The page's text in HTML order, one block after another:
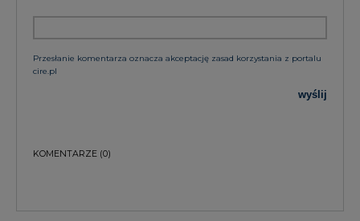
Przesłanie komentarza oznacza akceptację zasad korzystania z portalu
cire.pl
wyślij
KOMENTARZE (0)